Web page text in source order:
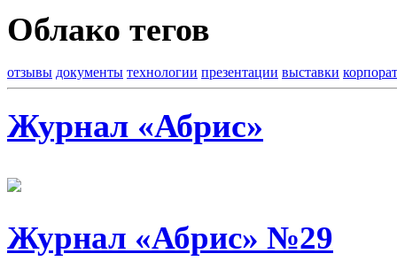
Облако тегов
отзывы документы технологии презентации выставки
Журнал «Абрис»
Журнал «Абрис» №29